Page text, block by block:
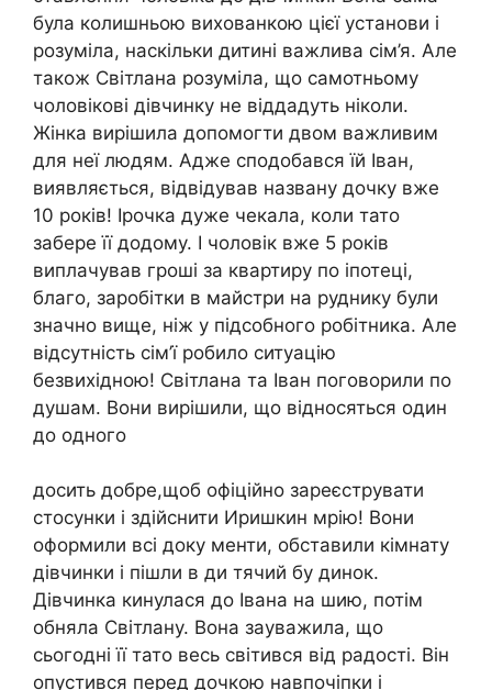
була колишньою вихованкою цієї установи і
розуміла, наскільки дитині важлива сім’я. Але
також Світлана розуміла, що самотньому
чоловікові дівчинку не віддадуть ніколи.
Жінка вирішила допомогти двом важливим
для неї людям. Адже сподобався їй Іван,
виявляється, відвідував названу дочку вже
10 років! Ірочка дуже чекала, коли тато
забере її додому. І чоловік вже 5 років
виплачував гроші за квартиру по іпотеці,
благо, заробітки в майстри на руднику були
значно вище, ніж у підсобного робітника. Але
відсутність сім’ї робило ситуацію
безвихідною! Світлана та Іван поговорили по
душам. Вони вирішили, що відносяться один
до одного
досить добре,щоб офіційно зареєструвати
стосунки і здійснити Иришкин мрію! Вони
оформили всі доку менти, обставили кімнату
дівчинки і пішли в ди тячий бу динок.
Дівчинка кинулася до Івана на шию, потім
обняла Світлану. Вона зауважила, що
сьогодні її тато весь світився від радості. Він
опустився перед дочкою навпочіпки і